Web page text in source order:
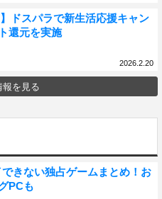
】ドスパラで新生活応援キャン
還元を実施
2026.2.20
報を見る
きない独占ゲームまとめ！お
PCも